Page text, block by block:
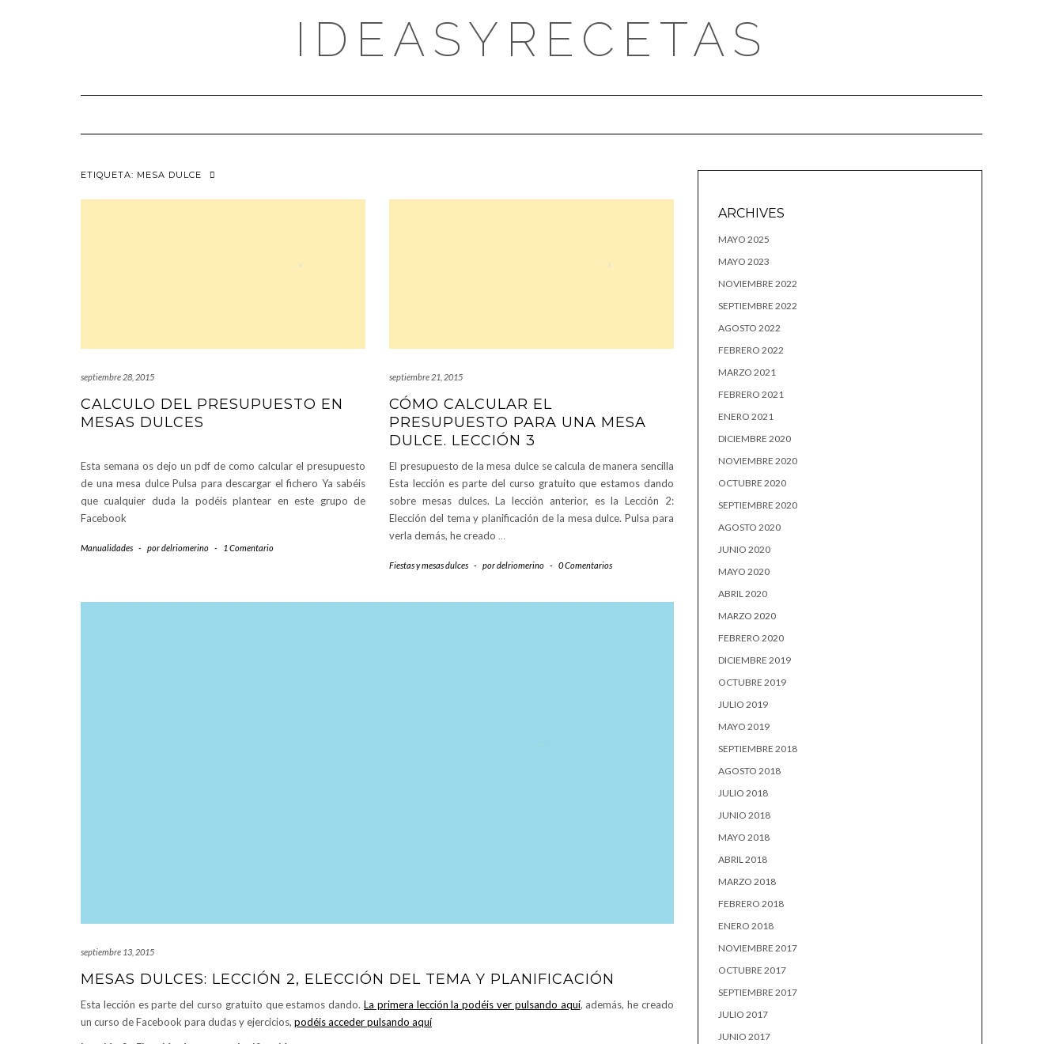
IDEASYRECETAS
ETIQUETA: MESA DULCE
septiembre 28, 2015
CALCULO DEL PRESUPUESTO EN
MESAS DULCES
Esta semana os dejo un pdf de como calcular el presupuesto
de una mesa dulce Pulsa para descargar el fichero Ya sabéis
que cualquier duda la podéis plantear en este grupo de
Facebook
Manualidades - pordelriomerino - 1 Comentario
septiembre 21, 2015
CÓMO CALCULAR EL
PRESUPUESTO PARA UNA MESA
DULCE. LECCIÓN 3
El presupuesto de la mesa dulce se calcula de manera sencilla
Esta lección es parte del curso gratuito que estamos dando
sobre mesas dulces. La lección anterior, es la Lección 2:
Elección del tema y planificación de la mesa dulce. Pulsa para
verla demás, he creado …
Fiestas y mesas dulces - pordelriomerino - 0 Comentarios
septiembre 13, 2015
MESAS DULCES: LECCIÓN 2, ELECCIÓN DEL TEMA Y PLANIFICACIÓN
Esta lección es parte del curso gratuito que estamos dando. La primera lección la podéis ver pulsando aquí, además, he creado
un curso de Facebook para dudas y ejercicios, podéis acceder pulsando aquí
ARCHIVES
MAYO 2025
MAYO 2023
NOVIEMBRE 2022
SEPTIEMBRE 2022
AGOSTO 2022
FEBRERO 2022
MARZO 2021
FEBRERO 2021
ENERO 2021
DICIEMBRE 2020
NOVIEMBRE 2020
OCTUBRE 2020
SEPTIEMBRE 2020
AGOSTO 2020
JUNIO 2020
MAYO 2020
ABRIL 2020
MARZO 2020
FEBRERO 2020
DICIEMBRE 2019
OCTUBRE 2019
JULIO 2019
MAYO 2019
SEPTIEMBRE 2018
AGOSTO 2018
JULIO 2018
JUNIO 2018
MAYO 2018
ABRIL 2018
MARZO 2018
FEBRERO 2018
ENERO 2018
NOVIEMBRE 2017
OCTUBRE 2017
SEPTIEMBRE 2017
JULIO 2017
JUNIO 2017